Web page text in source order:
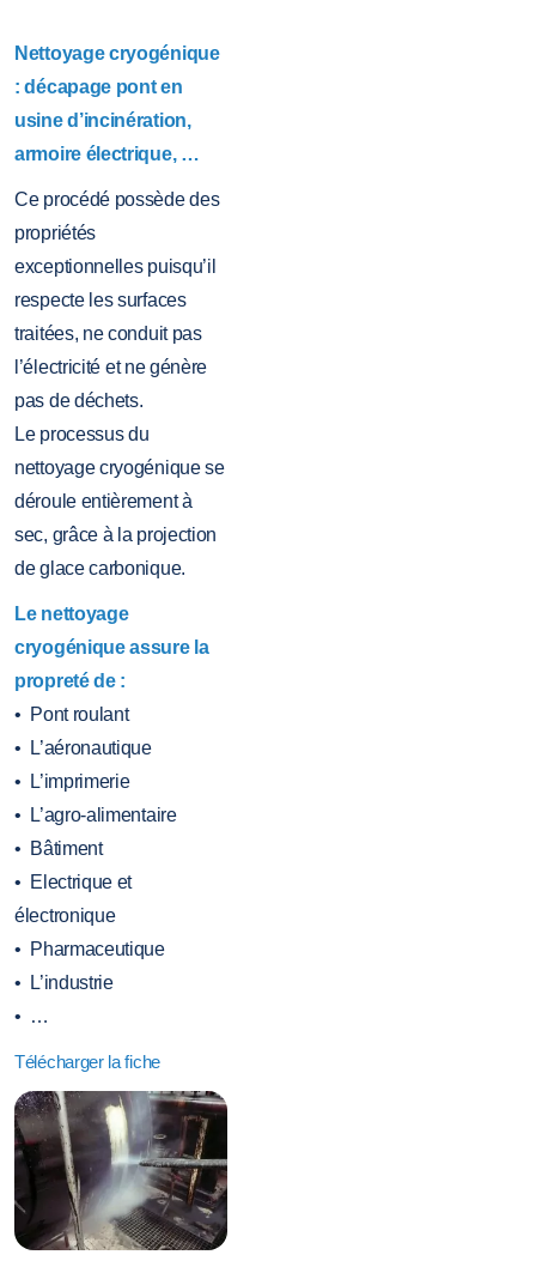
Nettoyage cryogénique
: décapage pont en
usine d’incinération,
armoire électrique, …
Ce procédé possède des
propriétés
exceptionnelles puisqu’il
respecte les surfaces
traitées, ne conduit pas
l’électricité et ne génère
pas de déchets.
Le processus du
nettoyage cryogénique se
déroule entièrement à
sec, grâce à la projection
de glace carbonique.
Le nettoyage
cryogénique assure la
propreté de :
• Pont roulant
• L’aéronautique
• L’imprimerie
• L’agro-alimentaire
• Bâtiment
• Electrique et
électronique
• Pharmaceutique
• L’industrie
• …
Télécharger la fiche